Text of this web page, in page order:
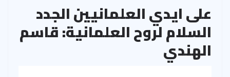
على ايدي العلمانيين الجدد
السلام لروح العلمانية: قاسم
الهندي